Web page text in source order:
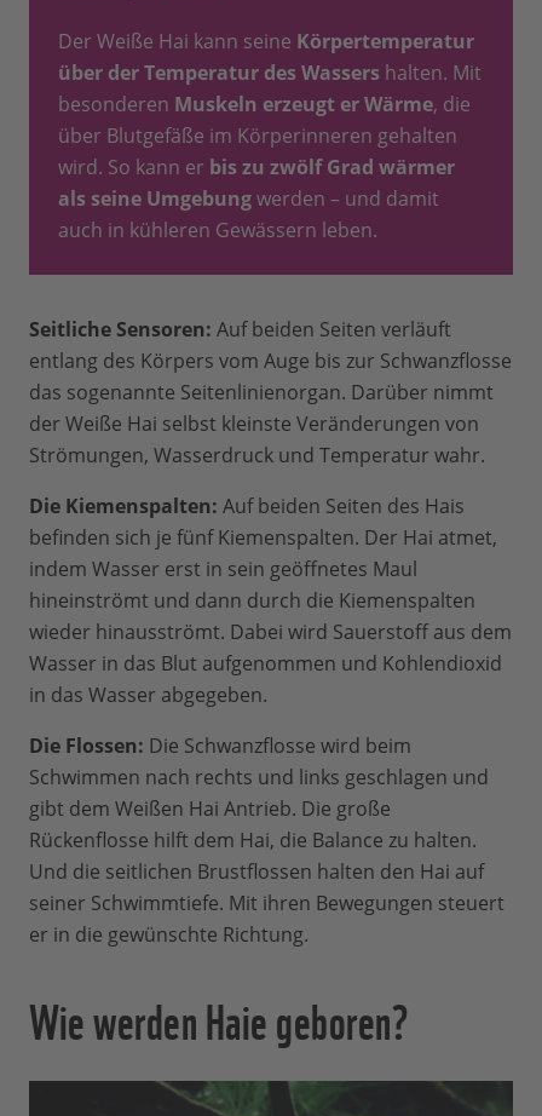
Der Weiße Hai kann seine Körpertemperatur
über der Temperatur des Wassers halten. Mit
besonderen Muskeln erzeugt er Wärme, die
über Blutgefäße im Körperinneren gehalten
wird. So kann er bis zu zwölf Grad wärmer
als seine Umgebungwerden – und damit
auch in kühleren Gewässern leben.
Seitliche Sensoren: Auf beiden Seiten verläuft
entlang des Körpers vom Auge bis zur Schwanzflosse
das sogenannte Seitenlinienorgan. Darüber nimmt
der Weiße Hai selbst kleinste Veränderungen von
Strömungen, Wasserdruck und Temperatur wahr.
Die Kiemenspalten: Auf beiden Seiten des Hais
befinden sich je fünf Kiemenspalten. Der Hai atmet,
indem Wasser erst in sein geöffnetes Maul
hineinströmt und dann durch die Kiemenspalten
wieder hinausströmt. Dabei wird Sauerstoff aus dem
Wasser in das Blut aufgenommen und Kohlendioxid
in das Wasser abgegeben.
Die Flossen: Die Schwanzflosse wird beim
Schwimmen nach rechts und links geschlagen und
gibt dem Weißen Hai Antrieb. Die große
Rückenflosse hilft dem Hai, die Balance zu halten.
Und die seitlichen Brustflossen halten den Hai auf
seiner Schwimmtiefe. Mit ihren Bewegungen steuert
er in die gewünschte Richtung.
Wie werden Haie geboren?